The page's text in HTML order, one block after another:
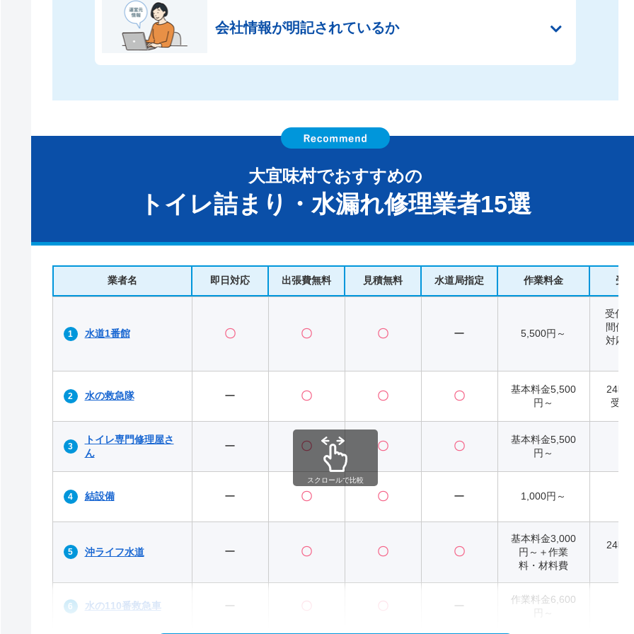
会社情報が明記されているか
大宜味村でおすすめの
トイレ詰まり・水漏れ修理業者15選
業者名 即日対応 出張費無料 見積無料 水道局指定 作業料金 受
水道1番館 〇 〇 〇 ー 5,500円～
受付
間修
対応
水の救急隊 ー 〇 〇 〇
基本料金5,500
円～
24時
受付
トイレ専門修理屋さ
ん
ー 〇 〇 〇
基本料金5,500
円～
結設備 ー 〇 〇 ー 1,000円～
沖ライフ水道 ー 〇 〇 〇
基本料金3,000
円～＋作業
料・材料費
24時
水の110番救急車 ー 〇 〇 ー
作業料金6,600
スクロールで比較